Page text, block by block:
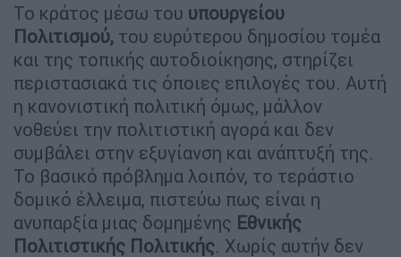
Το κράτος μέσω του υπουργείου
Πολιτισμού, του ευρύτερου δημοσίου τομέα
και της τοπικής αυτοδιοίκησης, στηρίζει
περιστασιακά τις όποιες επιλογές του. Αυτή
η κανονιστική πολιτική όμως, μάλλον
νοθεύει την πολιτιστική αγορά και δεν
συμβάλει στην εξυγίανση και ανάπτυξή της.
Το βασικό πρόβλημα λοιπόν, το τεράστιο
δομικό έλλειμα, πιστεύω πως είναι η
ανυπαρξία μιας δομημένης Εθνικής
Πολιτιστικής Πολιτικής. Χωρίς αυτήν δεν